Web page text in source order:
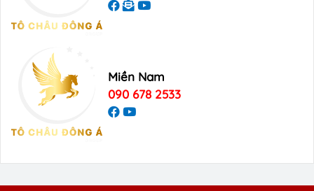
Miền Nam
090 678 2533